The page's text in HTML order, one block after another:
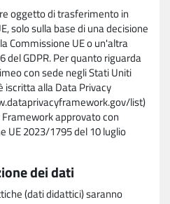
oggetto di trasferimento in
solo sulla base di una decisione
Commissione UE o un'altra
del GDPR. Per quanto riguarda
con sede negli Stati Uniti
iscritta alla Data Privacy
list)
approvato con
UE 2023/1795 del 10 luglio
dei dati
(dati didattici) saranno